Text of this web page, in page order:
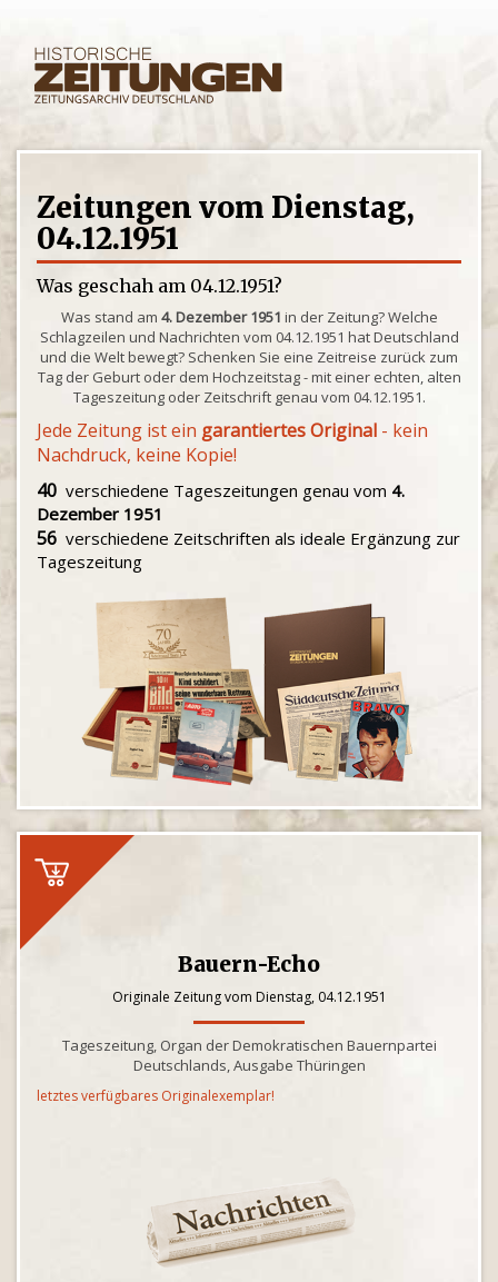
Zeitungen vom Dienstag,
04.12.1951
Was geschah am 04.12.1951?
Was stand am 4. Dezember 1951 in der Zeitung? Welche
Schlagzeilen und Nachrichten vom 04.12.1951 hat Deutschland
und die Welt bewegt? Schenken Sie eine Zeitreise zurück zum
Tag der Geburt oder dem Hochzeitstag - mit einer echten, alten
Tageszeitung oder Zeitschrift genau vom 04.12.1951.
Jede Zeitung ist ein garantiertes Original - kein
Nachdruck, keine Kopie!
40 verschiedene Tageszeitungen genau vom 4.
Dezember 1951
56 verschiedene Zeitschriften als ideale Ergänzung zur
Tageszeitung
Bauern-Echo
Originale Zeitung vom Dienstag, 04.12.1951
Tageszeitung, Organ der Demokratischen Bauernpartei
Deutschlands, Ausgabe Thüringen
letztes verfügbares Originalexemplar!